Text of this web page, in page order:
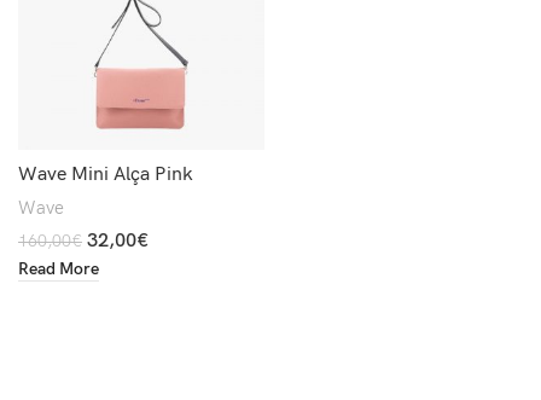
Wave Mini Alça Pink
Wave
160,00€ 32,00€
Read More